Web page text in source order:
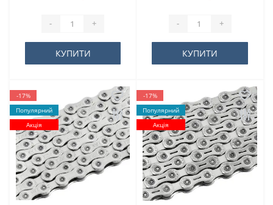
- +
КУПИТИ
- +
КУПИТИ
-17%
Популярний
Акція
-17%
Популярний
Акція